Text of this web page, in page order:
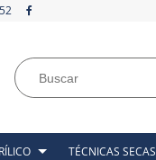
TÉCNICAS SECAS